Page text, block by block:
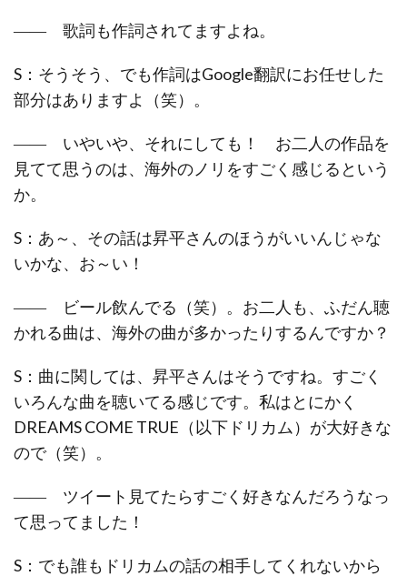
―― 歌詞も作詞されてますよね。
S：そうそう、でも作詞はGoogle翻訳にお任せした
部分はありますよ（笑）。
―― いやいや、それにしても！ お二人の作品を
見てて思うのは、海外のノリをすごく感じるという
か。
S：あ～、その話は昇平さんのほうがいいんじゃな
いかな、お～い！
―― ビール飲んでる（笑）。お二人も、ふだん聴
かれる曲は、海外の曲が多かったりするんですか？
S：曲に関しては、昇平さんはそうですね。すごく
いろんな曲を聴いてる感じです。私はとにかく
DREAMS COME TRUE（以下ドリカム）が大好きな
ので（笑）。
―― ツイート見てたらすごく好きなんだろうなっ
て思ってました！
S：でも誰もドリカムの話の相手してくれないから